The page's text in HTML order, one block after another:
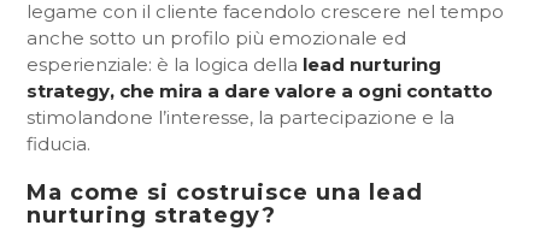
legame con il cliente facendolo crescere nel tempo
anche sotto un profilo più emozionale ed
esperienziale: è la logica della lead nurturing
strategy, che mira a dare valore a ogni contatto
stimolandone l’interesse, la partecipazione e la
fiducia.
Ma come si costruisce una lead
nurturing strategy?